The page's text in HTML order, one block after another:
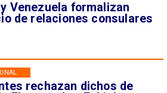
Venezuela formalizan
de relaciones consulares
rechazan dichos de